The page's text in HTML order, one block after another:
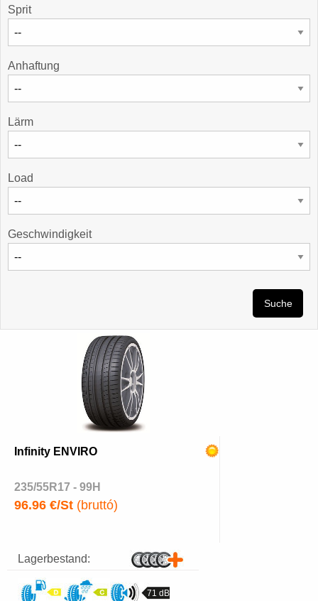
Sprit
Anhaftung
Lärm
Load
Geschwindigkeit
Suche
Infinity ENVIRO
235/55R17 - 99H
96.96 €/St (bruttó)
Lagerbestand:
71 dB